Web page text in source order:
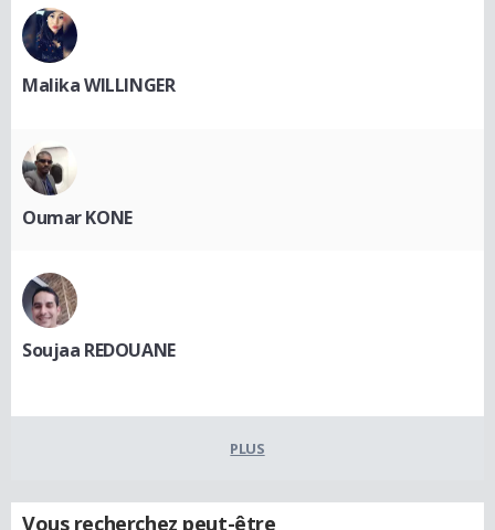
Malika WILLINGER
Oumar KONE
Soujaa REDOUANE
PLUS
Vous recherchez peut-être